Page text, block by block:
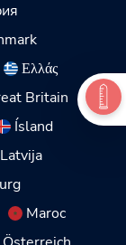
Ελλάς
Britain
Ísland
Maroc